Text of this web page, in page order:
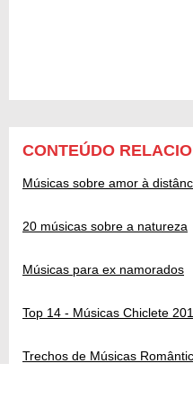
CONTEÚDO
Músicas sobre amor à
20 músicas sobre a natureza
Músicas para ex namorados
Top 14 - Músicas Chiclete
Trechos de Músicas